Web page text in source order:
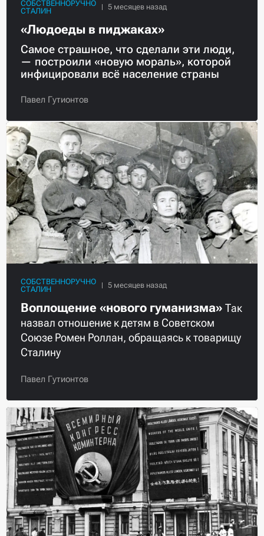
СОБСТВЕННОРУЧНО
СТАЛИН
«Людоеды в пиджаках»
Самое страшное, что сделали эти люди,
— построили «новую мораль», которой
инфицировали всё население страны
Павел Гутионтов
СОБСТВЕННОРУЧНО
СТАЛИН
Воплощение «нового гуманизма» Так
назвал отношение к детям в Советском
Союзе Ромен Роллан, обращаясь к товарищу
Сталину
Павел Гутионтов